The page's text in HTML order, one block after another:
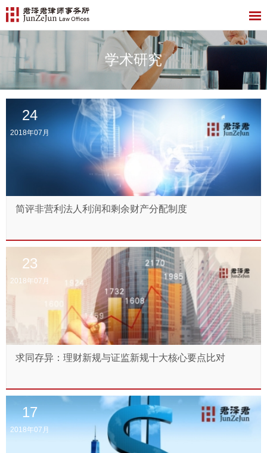
学术研究
24
2018年07月
简评非营利法人利润和剩余财产分配制度
23
2018年07月
求同存异：理财新规与证监新规十大核心要点比对
17
2018年07月